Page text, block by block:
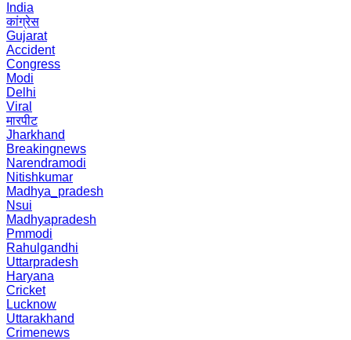
India
कांग्रेस
Gujarat
Accident
Congress
Modi
Delhi
Viral
मारपीट
Jharkhand
Breakingnews
Narendramodi
Nitishkumar
Madhya_pradesh
Nsui
Madhyapradesh
Pmmodi
Rahulgandhi
Uttarpradesh
Haryana
Cricket
Lucknow
Uttarakhand
Crimenews